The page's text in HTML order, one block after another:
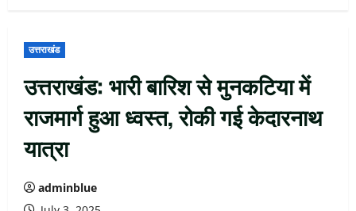
उत्तराखंड
उत्तराखंड: भारी बारिश से मुनकटिया में
राजमार्ग हुआ ध्वस्त, रोकी गई केदारनाथ
यात्रा
adminblue